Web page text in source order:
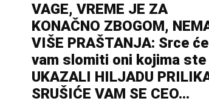
VAGE, VREME JE ZA
KONAČNO ZBOGOM,
VIŠE PRAŠTANJA: Srce će
vam slomiti oni kojima ste
UKAZALI HILJADU
SRUŠIĆE VAM SE CEO...